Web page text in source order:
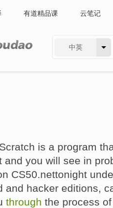
有道精品课 云笔记
中英
is a program
and you will see in
CS50.nettonight
and hacker editions,
through the process